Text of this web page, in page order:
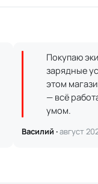
Покупаю
зарядные
этом
— всё
умом.
Василий ·август